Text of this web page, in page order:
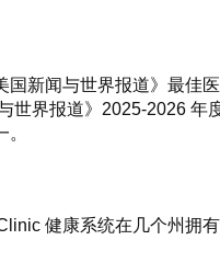
新闻与世界报道》最佳
界报道》2025-2026 年
健康系统在几个州拥有